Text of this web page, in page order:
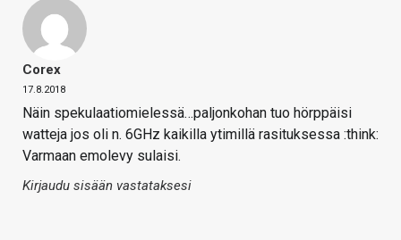
Corex
17.8.2018
Näin spekulaatiomielessä…paljonkohan tuo hörppäisi
watteja jos oli n. 6GHz kaikilla ytimillä rasituksessa :think:
Varmaan emolevy sulaisi.
Kirjaudu sisään vastataksesi